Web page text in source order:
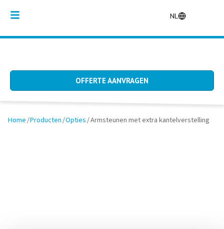
NL
OFFERTE AANVRAGEN
Home/Producten/Opties/Armsteunen met extra kantelverstelling